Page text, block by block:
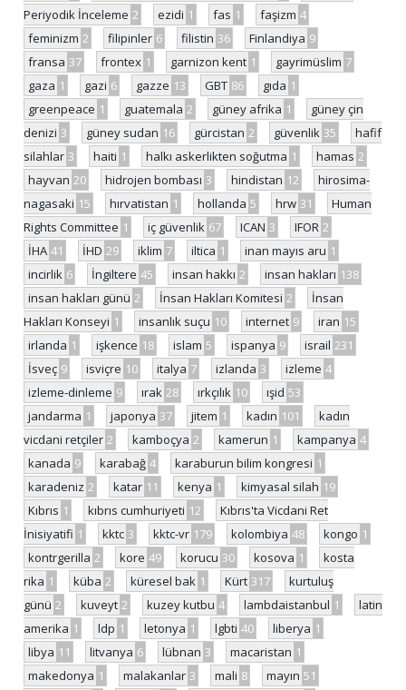
Periyodik İnceleme 2 ezidi 1 fas 1 faşizm 4
feminizm 2 filipinler 6 filistin 36 Finlandiya 9
fransa 37 frontex 1 garnizon kent 1 gayrimüslim 7
gaza 1 gazi 6 gazze 13 GBT 86 gıda 1
greenpeace 1 guatemala 2 güney afrika 1
güney çin
denizi 3 güney sudan 16 gürcistan 2 güvenlik 35
hafif
silahlar 3 haiti 1 halkı askerlikten soğutma 1 hamas 2
hayvan 20 hidrojen bombası 3 hindistan 12
hirosima-
nagasaki 15 hırvatistan 1 hollanda 5 hrw 31
Human
Rights Committee 1 iç güvenlik 67 ICAN 3 IFOR 2
İHA 41 İHD 29 iklim 7 iltica 1 inan mayıs aru 1
incirlik 6 İngiltere 45 insan hakkı 2 insan hakları 138
insan hakları günü 2 İnsan Hakları Komitesi 2
İnsan
Hakları Konseyi 1 insanlık suçu 10 internet 9 iran 15
irlanda 1 işkence 18 islam 5 ispanya 9 israil 231
İsveç 9 isviçre 10 italya 7 izlanda 3 izleme 4
izleme-dinleme 9 ırak 28 ırkçılık 10 ışid 53
jandarma 1 japonya 37 jitem 1 kadın 101
kadın
vicdani retçiler 2 kamboçya 2 kamerun 1 kampanya 4
kanada 9 karabağ 4 karaburun bilim kongresi 1
karadeniz 2 katar 11 kenya 1 kimyasal silah 19
Kıbrıs 1 kıbrıs cumhuriyeti 12
Kıbrıs'ta Vicdani Ret
İnisiyatifi 1 kktc 3 kktc-vr 179 kolombiya 48 kongo 1
kontrgerilla 2 kore 49 korucu 30 kosova 1
kosta
rika 1 küba 2 küresel bak 1 Kürt 317
kurtuluş
günü 2 kuveyt 2 kuzey kutbu 4 lambdaistanbul 1
latin
amerika 1 ldp 1 letonya 1 lgbti 40 liberya 1
libya 11 litvanya 6 lübnan 3 macaristan 1
makedonya 1 malakanlar 3 mali 8 mayın 51